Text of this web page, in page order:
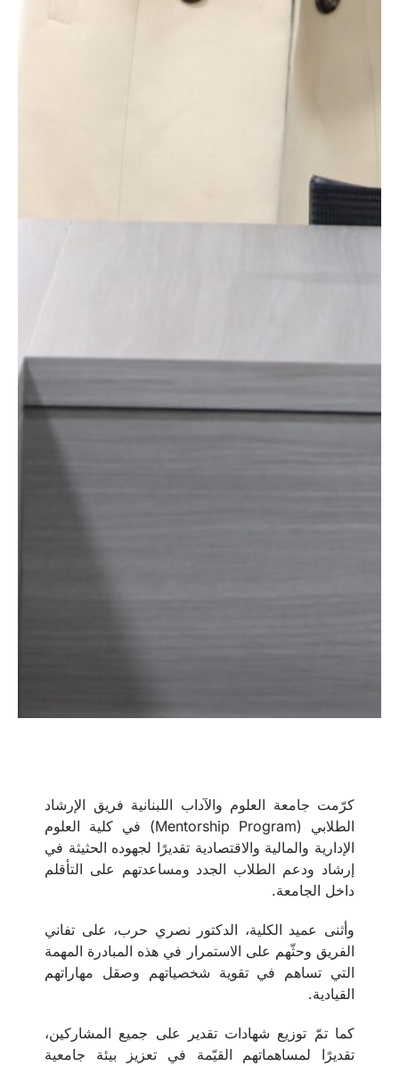
كرّمت جامعة العلوم والآداب اللبنانية فريق الإرشاد
الطلابي (Mentorship Program) في كلية العلوم
الإدارية والمالية والاقتصادية تقديرًا لجهوده الحثيثة في
إرشاد ودعم الطلاب الجدد ومساعدتهم على التأقلم
داخل الجامعة.
وأثنى عميد الكلية، الدكتور نصري حرب، على تفاني
الفريق وحثّهم على الاستمرار في هذه المبادرة المهمة
التي تساهم في تقوية شخصياتهم وصقل مهاراتهم
القيادية.
كما تمّ توزيع شهادات تقدير على جميع المشاركين،
تقديرًا لمساهماتهم القيّمة في تعزيز بيئة جامعية